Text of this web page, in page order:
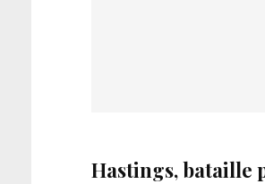
Hastings, bataille